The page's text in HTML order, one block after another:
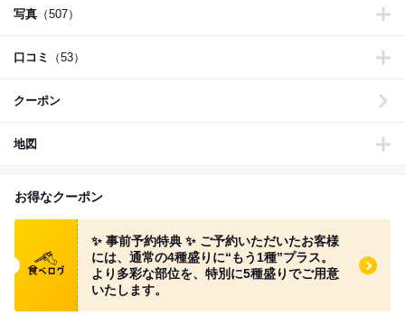
写真 （507）
口コミ （53）
クーポン
地図
お得なクーポン
食べログ クーポン
✨ 事前予約特典 ✨ ご予約いただいたお客様
には、通常の4種盛りに“もう1種”プラス。
より多彩な部位を、特別に5種盛りでご用意
いたします。